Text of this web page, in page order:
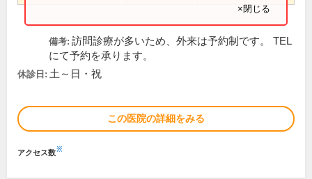
×閉じる
備考: 訪問診療が多いため、外来は予約制です。 TEL
にて予約を承ります。
休診日: 土～日・祝
この医院の詳細をみる
アクセス数※